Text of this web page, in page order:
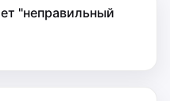
"неправильный